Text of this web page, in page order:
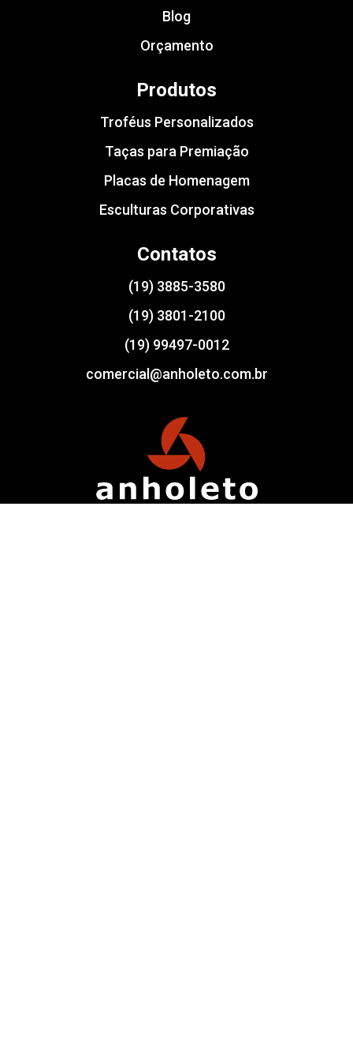
Blog
Orçamento
Produtos
Troféus Personalizados
Taças para Premiação
Placas de Homenagem
Esculturas Corporativas
Contatos
(19) 3885-3580
(19) 3801-2100
(19) 99497-0012
comercial@anholeto.com.br